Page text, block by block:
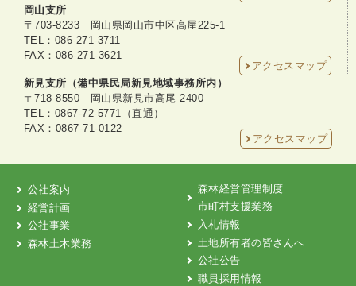
岡山支所
〒703-8233 岡山県岡山市中区高屋225-1
TEL：086-271-3711
FAX：086-271-3621
アクセスマップ
新見支所（備中県民局新見地域事務所内）
〒718-8550 岡山県新見市高尾 2400
TEL：0867-72-5771（直通）
FAX：0867-71-0122
アクセスマップ
公社案内
経営計画
公社事業
森林土木業務
森林経営管理制度
市町村支援業務
入札情報
土地所有者の皆さんへ
公社公告
職員採用情報